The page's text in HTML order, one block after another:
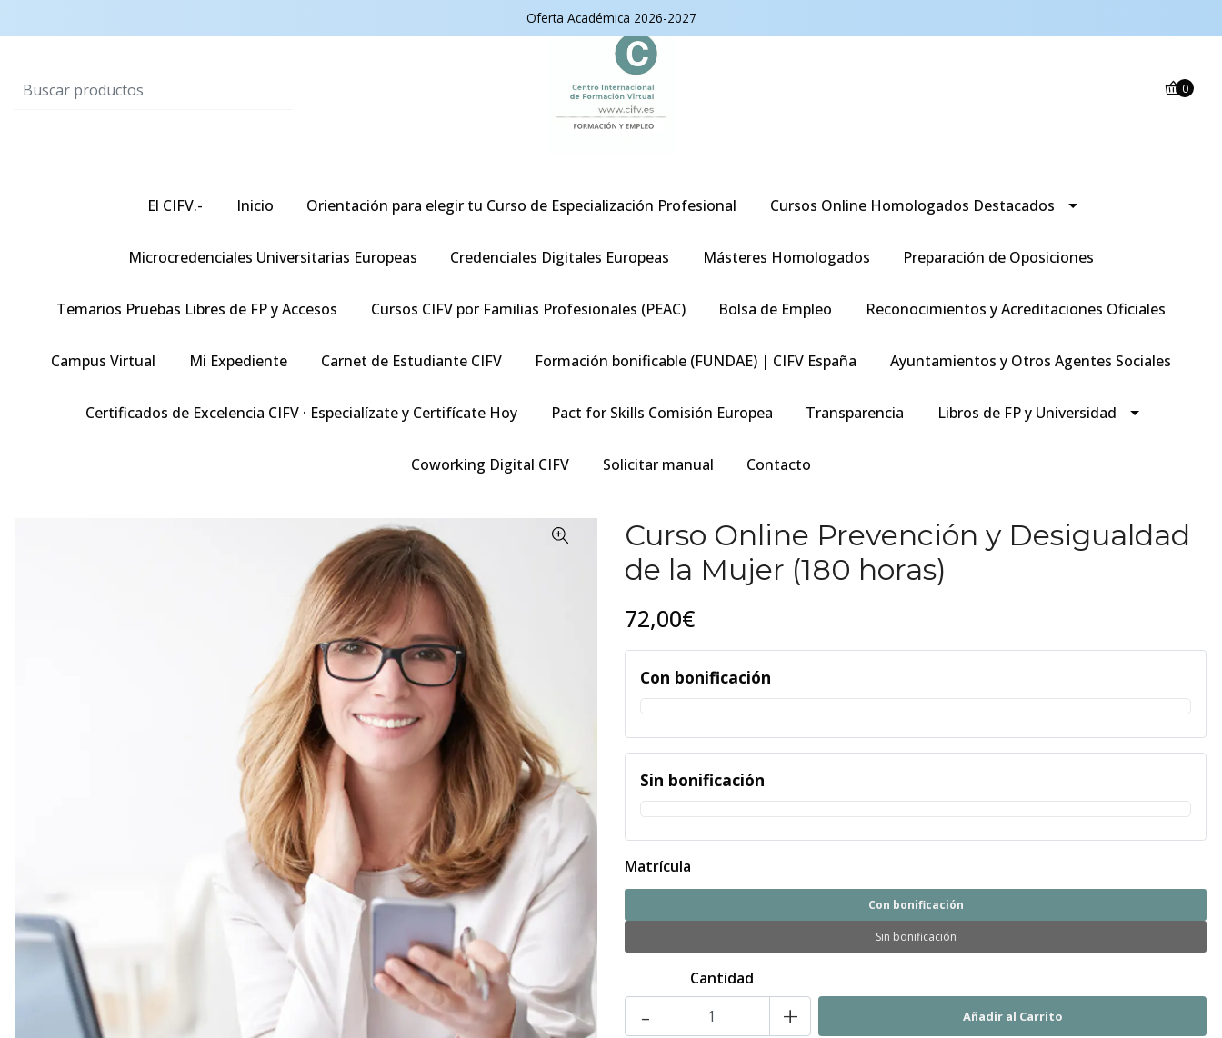
Oferta Académica 2026-2027
0
El CIFV.- Inicio Orientación para elegir tu Curso de Especialización Profesional Cursos Online Homologados Destacados
Microcredenciales Universitarias Europeas Credenciales Digitales Europeas Másteres Homologados Preparación de Oposiciones
Temarios Pruebas Libres de FP y Accesos Cursos CIFV por Familias Profesionales (PEAC) Bolsa de Empleo Reconocimientos y Acreditaciones Oficiales
Campus Virtual Mi Expediente Carnet de Estudiante CIFV Formación bonificable (FUNDAE) | CIFV España Ayuntamientos y Otros Agentes Sociales
Certificados de Excelencia CIFV · Especialízate y Certifícate Hoy Pact for Skills Comisión Europea Transparencia Libros de FP y Universidad
Coworking Digital CIFV Solicitar manual Contacto
Curso Online Prevención y Desigualdad
de la Mujer (180 horas)
72,00€
Con bonificación
Sin bonificación
Matrícula
Con bonificación
Sin bonificación
Cantidad
- +